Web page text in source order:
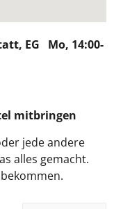
EG Mo, 14:00-
mitbringen
jede andere
alles gemacht.